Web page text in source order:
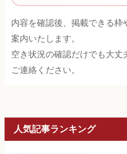
内容を確認後、掲載できる枠
案内いたします。
空き状況の確認だけでも大丈
ご連絡ください。
人気記事ランキング